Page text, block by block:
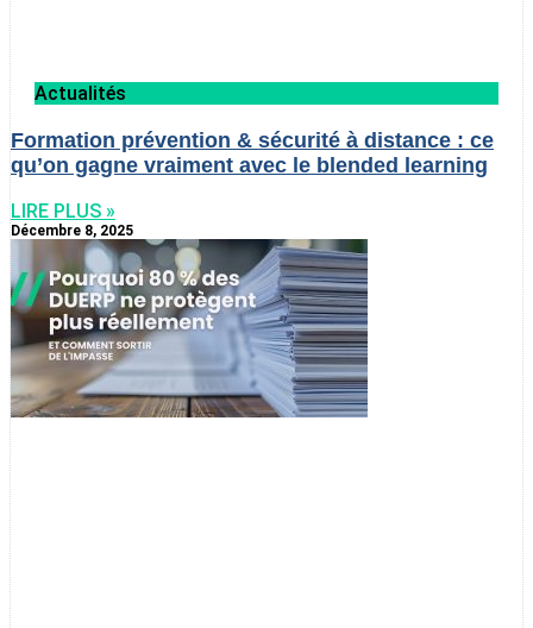
Actualités
Formation prévention & sécurité à distance : ce
qu’on gagne vraiment avec le blended learning
LIRE PLUS »
Décembre 8, 2025